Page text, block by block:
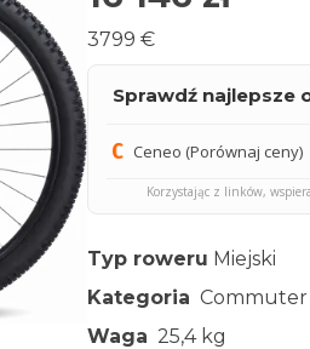
3799 €
Sprawdź najlepsze
Ceneo (Porównaj ceny)
Korzystając z linków,
Typ roweru Miejski
Kategoria Commuter
Waga 25,4 kg